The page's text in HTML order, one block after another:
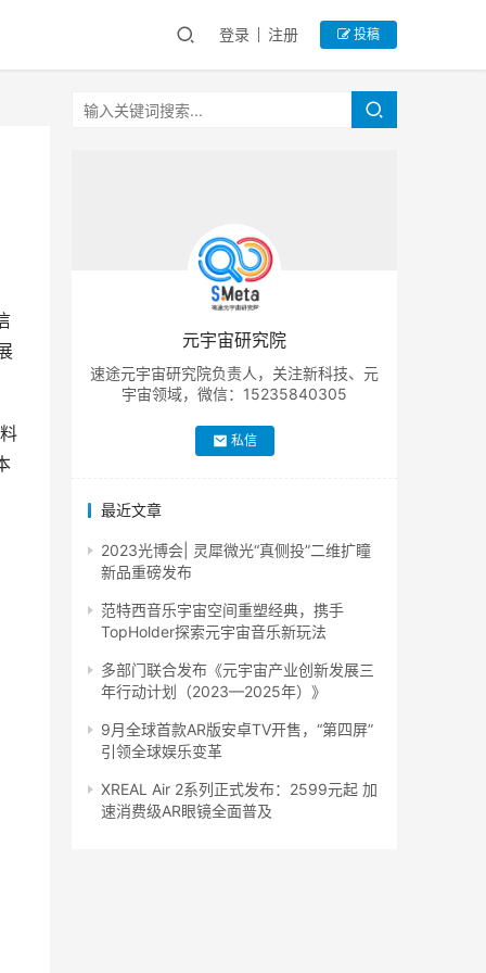
登录 注册 投稿
元宇宙研究院
速途元宇宙研究院负责人，关注新科技、元
宇宙领域，微信：15235840305
私信
最近文章
2023光博会| 灵犀微光“真侧投”二维扩瞳
新品重磅发布
范特西音乐宇宙空间重塑经典，携手
TopHolder探索元宇宙音乐新玩法
多部门联合发布《元宇宙产业创新发展三
年行动计划（2023—2025年）》
9月全球首款AR版安卓TV开售，“第四屏”
引领全球娱乐变革
XREAL Air 2系列正式发布：2599元起 加
速消费级AR眼镜全面普及